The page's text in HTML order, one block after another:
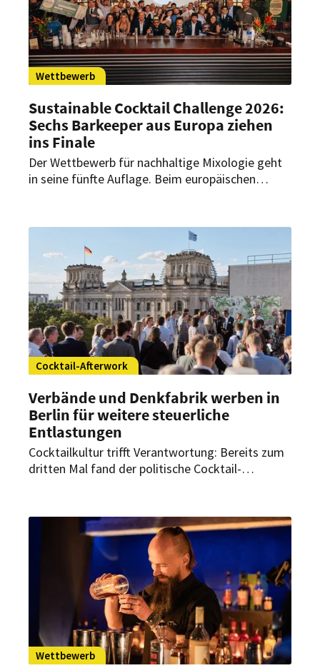
Wettbewerb
Sustainable Cocktail Challenge 2026:
Sechs Barkeeper aus Europa ziehen
ins Finale
Der Wettbewerb für nachhaltige Mixologie geht
in seine fünfte Auflage. Beim europäischen
Nicaragua antreten dürfen.
Cocktail-Afterwork
Verbände und Denkfabrik werben in
Berlin für weitere steuerliche
Entlastungen
Cocktailkultur trifft Verantwortung: Bereits zum
dritten Mal fand der politische Cocktail-
Genusskultur und die deutsche Barszene.
Wettbewerb